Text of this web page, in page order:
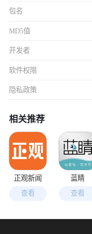
包名
MD5值
开发者
软件权限
隐私政策
相关推荐
正观新闻
查看
蓝睛
查看